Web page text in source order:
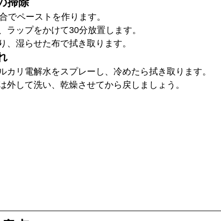
でペーストを作ります。
ラップをかけて30分放置します。
、湿らせた布で拭き取ります。
カリ電解水をスプレーし、冷めたら拭き取ります。
外して洗い、乾燥させてから戻しましょう。